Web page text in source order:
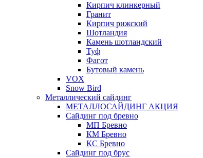
Кирпич клинкерный
Гранит
Кирпич рижский
Шотландия
Камень шотландский
Туф
Фагот
Бутовый камень
VOX
Snow Bird
Металлический сайдинг
МЕТАЛЛОСАЙДИНГ АКЦИЯ
Сайдинг под бревно
МП Бревно
КМ Бревно
КС Бревно
Сайдинг под брус